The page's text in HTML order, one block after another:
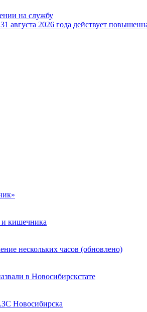
на службу
августа 2026 года действует
кишечника
нескольких часов (обновлено)
в Новосибирскстате
Новосибирска